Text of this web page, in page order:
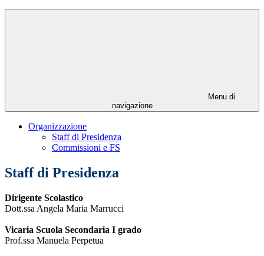
Menu di
navigazione
Organizzazione
Staff di Presidenza
Commissioni e FS
Staff di Presidenza
Dirigente Scolastico
Dott.ssa Angela Maria Marrucci
Vicaria Scuola Secondaria I grado
Prof.ssa Manuela Perpetua